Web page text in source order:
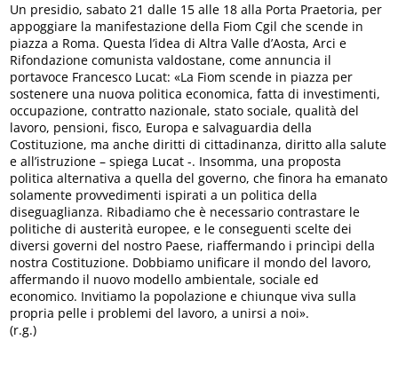
Un presidio, sabato 21 dalle 15 alle 18 alla Porta Praetoria, per
appoggiare la manifestazione della Fiom Cgil che scende in
piazza a Roma. Questa l’idea di Altra Valle d’Aosta, Arci e
Rifondazione comunista valdostane, come annuncia il
portavoce Francesco Lucat: «La Fiom scende in piazza per
sostenere una nuova politica economica, fatta di investimenti,
occupazione, contratto nazionale, stato sociale, qualità del
lavoro, pensioni, fisco, Europa e salvaguardia della
Costituzione, ma anche diritti di cittadinanza, diritto alla salute
e all’istruzione – spiega Lucat -. Insomma, una proposta
politica alternativa a quella del governo, che finora ha emanato
solamente provvedimenti ispirati a un politica della
diseguaglianza. Ribadiamo che è necessario contrastare le
politiche di austerità europee, e le conseguenti scelte dei
diversi governi del nostro Paese, riaffermando i princìpi della
nostra Costituzione. Dobbiamo unificare il mondo del lavoro,
affermando il nuovo modello ambientale, sociale ed
economico. Invitiamo la popolazione e chiunque viva sulla
propria pelle i problemi del lavoro, a unirsi a noi».
(r.g.)